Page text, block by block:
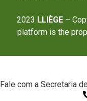
2023 LLIÈGE –
platform is the
Fale com a Secretaria